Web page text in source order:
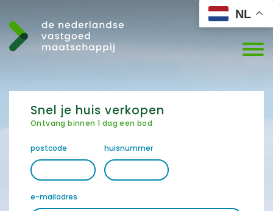
NL
Snel je huis verkopen
Ontvang binnen 1 dag een bod
postcode huisnummer
e-mailadres